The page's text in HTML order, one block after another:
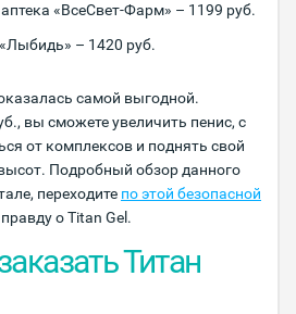
«ВсеСвет-Фарм» – 1199 руб.
– 1420 руб.
самой выгодной.
вы сможете увеличить пенис, с
от комплексов и поднять свой
Подробный обзор данного
переходите по этой безопасной
о Titan Gel.
Титан